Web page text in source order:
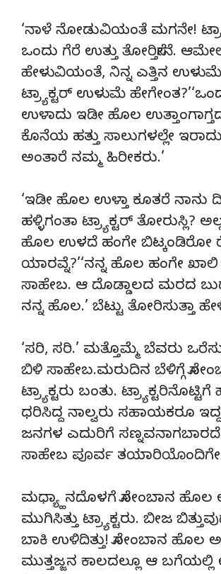
‘ನಾಳೆ ನೋಡುವಿಯಂತೆ ಮಗನೇ!
ಒಂದು ಗೆರೆ ಉತ್ತು ತೋರಿಸ್ತೇನೆ.
ಹೇಳುವಿಯಂತೆ, ನಿನ್ನ ಎತ್ತಿನ ಉಳುಮೆ
ಟ್ರ್ಯಾಕ್ಟರ್ ಉಳುಮೆ
ಉಳಾದು ಇಡೀ ಹೊಲ
ಕೊನೆಯ ಹತ್ತು ಸಾಲುಗಳಲ್ಲೇ
ಅಂತಾರೆ ನಮ್ಮ ಹಿರೀಕರು.’
‘ಇಡೀ ಹೊಲ ಉಳ್ತಾ ಕೂತರೆ ನಾನು
ಹಳ್ಳಿಗಂತಾ ಟ್ರ್ಯಾಕ್ಟರ್ ತೋರುಸ್ಲಿ?
ಹೊಲ ಉಳದೆ ಹಂಗೇ ಬಿಟ್ಕಂಡಿರೋ
ಯಾರವ್ನೆ?’‘ನನ್ನ ಹೊಲ ಹಂಗೇ
ಸಾಹೇಬ. ಆ ದೊಡ್ಡಾಲದ ಮರದ
ನನ್ನ ಹೊಲ.’ ಬೆಟ್ಟು ತೋರಿಸುತ್ತಾ
‘ಸರಿ, ಸರಿ.’ ಮತ್ತೊಮ್ಮೆ ಬೆವರು
ಬಿಳಿ ಸಾಹೇಬ.ಮರುದಿನ ಬೆಳಿಗ್ಗೆ
ಟ್ರ್ಯಾಕ್ಟರು ಬಂತು. ಟ್ರ್ಯಾಕ್ಟರಿನೊಟ್ಟಿಗೆ
ಧರಿಸಿದ್ದ ನಾಲ್ವರು ಸಹಾಯಕರೂ
ಜನಗಳ ಎದುರಿಗೆ
ಸಾಹೇಬ ಪೂರ್ವ ತಯಾರಿಯೊಂದಿಗೇ
ಮಧ್ಯ್ಹಾನದೊಳಗೆ ಸೋಂಬಾನ ಹೊಲ
ಮುಗಿಸಿತ್ತು ಟ್ರ್ಯಾಕ್ಟರು. ಬೀಜ
ಬಾಕಿ ಉಳಿದಿತ್ತು! ಸೋಂಬಾನ ಹೊಲ
ಮುತ್ತಜ್ಜನ ಕಾಲದಲ್ಲೂ ಆ